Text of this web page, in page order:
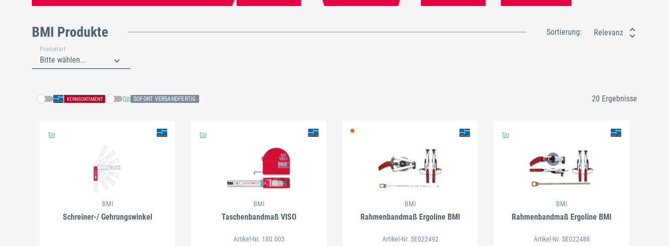
BMI Produkte Sortierung: Relevanz
Produktart
Bitte wählen...
SOFORT VERSANDFERTIG 20 Ergebnisse
BMI
Schreiner-/ Gehrungswinkel
BMI
Taschenbandmaß VISO
Artikel-Nr. 180.003
BMI
Rahmenbandmaß Ergoline BMI
Artikel-Nr. SE022492
BMI
Rahmenbandmaß Ergoline BMI
Artikel-Nr. SE022488